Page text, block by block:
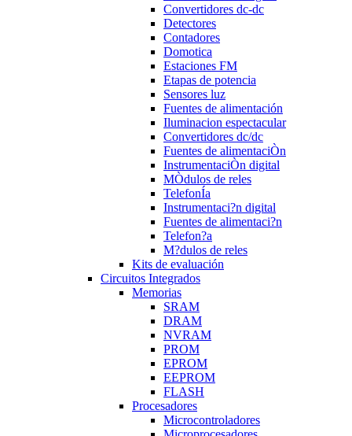
Convertidores dc-dc
Detectores
Contadores
Domotica
Estaciones FM
Etapas de potencia
Sensores luz
Fuentes de alimentación
Iluminacion espectacular
Convertidores dc/dc
Fuentes de alimentaciÒn
InstrumentaciÒn digital
MÒdulos de reles
TelefonÍa
Instrumentaci?n digital
Fuentes de alimentaci?n
Telefon?a
M?dulos de reles
Kits de evaluación
Circuitos Integrados
Memorias
SRAM
DRAM
NVRAM
PROM
EPROM
EEPROM
FLASH
Procesadores
Microcontroladores